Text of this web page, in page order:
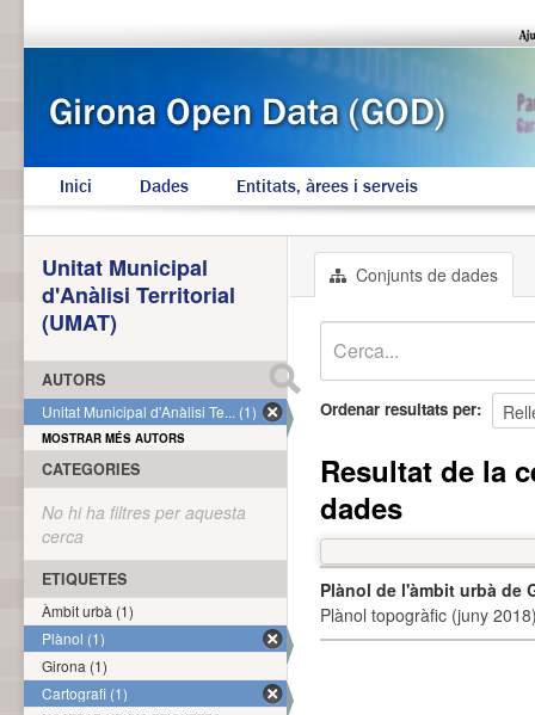
Inici Dades Entitats, àrees i serveis
Conjunts de dades
Ordenar resultats per
Resultat de la
dades
Plànol de l'àmbit urbà de
Plànol topogràfic (juny
Unitat Municipal
d'Anàlisi Territorial
(UMAT)
AUTORS
Unitat Municipal d'Anàlisi Te... (1)
MOSTRAR MÉS AUTORS
CATEGORIES
No hi ha filtres per aquesta
cerca
ETIQUETES
Àmbit urbà (1)
Plànol (1)
Girona (1)
Cartografi (1)